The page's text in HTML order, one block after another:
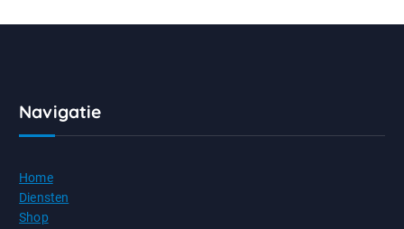
Navigatie
Home
Diensten
Shop